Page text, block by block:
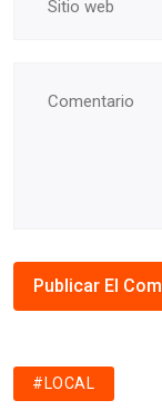
#LOCAL